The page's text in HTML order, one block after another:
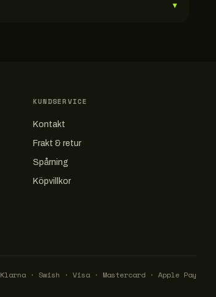
▾
KUNDSERVICE
Kontakt
Frakt & retur
Spårning
Köpvillkor
Klarna · Swish · Visa · Mastercard · Apple Pay